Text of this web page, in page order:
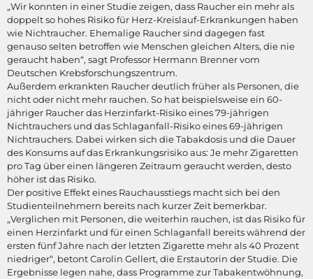
„Wir konnten in einer Studie zeigen, dass Raucher ein mehr als
doppelt so hohes Risiko für Herz-Kreislauf-Erkrankungen haben
wie Nichtraucher. Ehemalige Raucher sind dagegen fast
genauso selten betroffen wie Menschen gleichen Alters, die nie
geraucht haben“, sagt Professor Hermann Brenner vom
Deutschen Krebsforschungszentrum.
Außerdem erkrankten Raucher deutlich früher als Personen, die
nicht oder nicht mehr rauchen. So hat beispielsweise ein 60-
jähriger Raucher das Herzinfarkt-Risiko eines 79-jährigen
Nichtrauchers und das Schlaganfall-Risiko eines 69-jährigen
Nichtrauchers. Dabei wirken sich die Tabakdosis und die Dauer
des Konsums auf das Erkrankungsrisiko aus: Je mehr Zigaretten
pro Tag über einen längeren Zeitraum geraucht werden, desto
höher ist das Risiko.
Der positive Effekt eines Rauchausstiegs macht sich bei den
Studienteilnehmern bereits nach kurzer Zeit bemerkbar.
„Verglichen mit Personen, die weiterhin rauchen, ist das Risiko für
einen Herzinfarkt und für einen Schlaganfall bereits während der
ersten fünf Jahre nach der letzten Zigarette mehr als 40 Prozent
niedriger“, betont Carolin Gellert, die Erstautorin der Studie. Die
Ergebnisse legen nahe, dass Programme zur Tabakentwöhnung,